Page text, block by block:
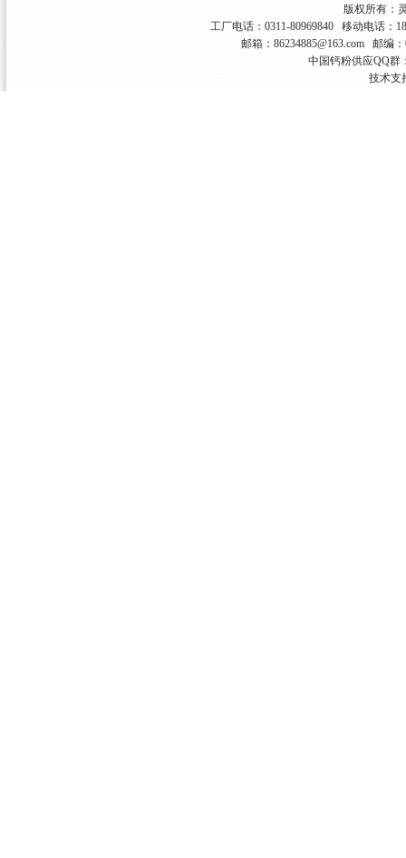
版权所有：
工厂电话：0311-80969840 移动电话：
邮箱：86234885@163.com 邮编
中国钙粉供应QQ群
技术支